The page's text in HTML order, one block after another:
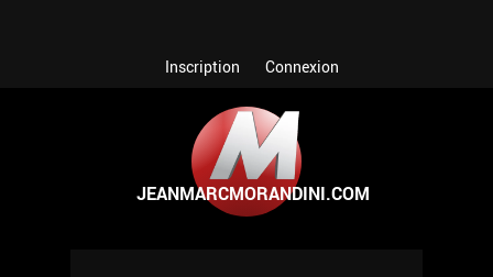
Inscription Connexion